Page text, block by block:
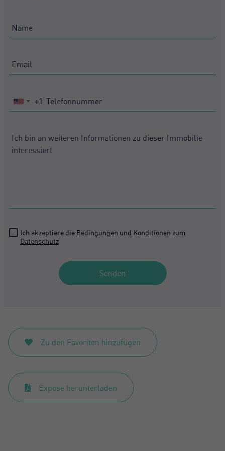
United
+1
Ich akzeptiere die Bedingungen und Konditionen zum
Datenschutz
Senden
Zu den Favoriten hinzufügen
Expose herunterladen